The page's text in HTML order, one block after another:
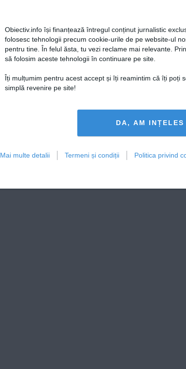
Obiectiv.info își finanțează întregul conținut jurnalistic
folosesc tehnologii precum cookie-urile de pe website-ul
pentru tine. În felul ăsta, tu vezi reclame mai relevante.
să folosim aceste tehnologii în continuare pe site.
Îți mulțumim pentru acest accept și îți reamintim că îți poți
simplă revenire pe site!
DA, AM INȚELES
Mai multe detalii Termeni și condiții Politica privind